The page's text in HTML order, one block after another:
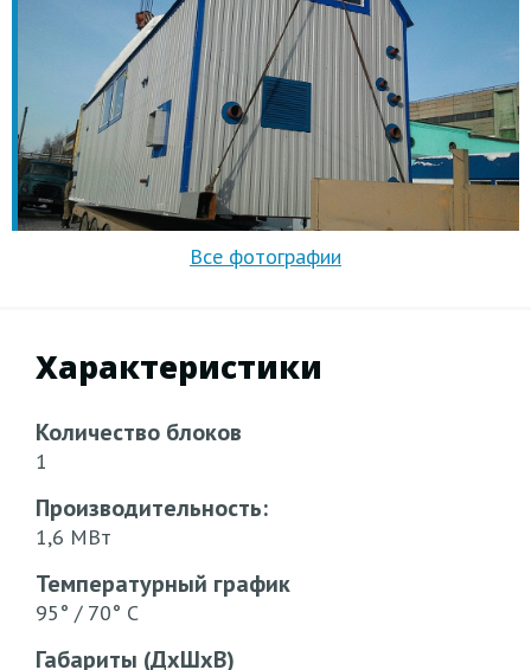
Характеристики
Количество блоков
1
Производительность:
1,6 МВт
Температурный график
95° / 70° С
Габариты (ДхШхВ)